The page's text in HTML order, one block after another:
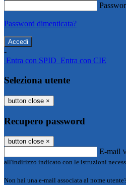
Password dimenticata?
-
Entra con SPID Entra con CIE
Seleziona utente
button close ×
Recupero password
button close ×
E-mail
all'indirizzo indicato con le istruzioni
Non hai una e-mail associata al nome